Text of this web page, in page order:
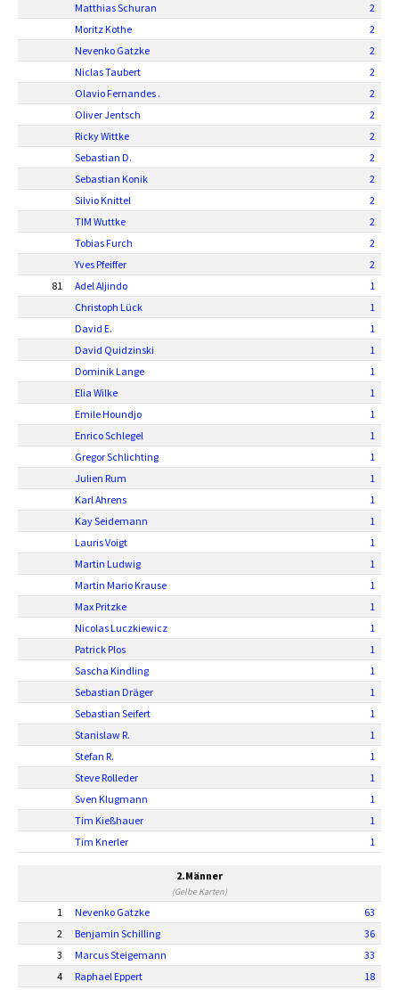
Matthias Schuran
2
Moritz Kothe
2
Nevenko Gatzke
2
Niclas Taubert
2
Olavio Fernandes .
2
Oliver Jentsch
2
Ricky Wittke
2
Sebastian D.
2
Sebastian Konik
2
Silvio Knittel
2
TIM Wuttke
2
Tobias Furch
2
Yves Pfeiffer
2
81
Adel Aljindo
1
Christoph Lück
1
David E.
1
David Quidzinski
1
Dominik Lange
1
Elia Wilke
1
Emile Houndjo
1
Enrico Schlegel
1
Gregor Schlichting
1
Julien Rum
1
Karl Ahrens
1
Kay Seidemann
1
Lauris Voigt
1
Martin Ludwig
1
Martin Mario Krause
1
Max Pritzke
1
Nicolas Luczkiewicz
1
Patrick Plos
1
Sascha Kindling
1
Sebastian Dräger
1
Sebastian Seifert
1
Stanislaw R.
1
Stefan R.
1
Steve Rolleder
1
Sven Klugmann
1
Tim Kießhauer
1
Tim Knerler
1
2.Männer
(Gelbe Karten)
1 Nevenko Gatzke
63
2
Benjamin Schilling
36
3
Marcus Steigemann
33
4
Raphael Eppert 18